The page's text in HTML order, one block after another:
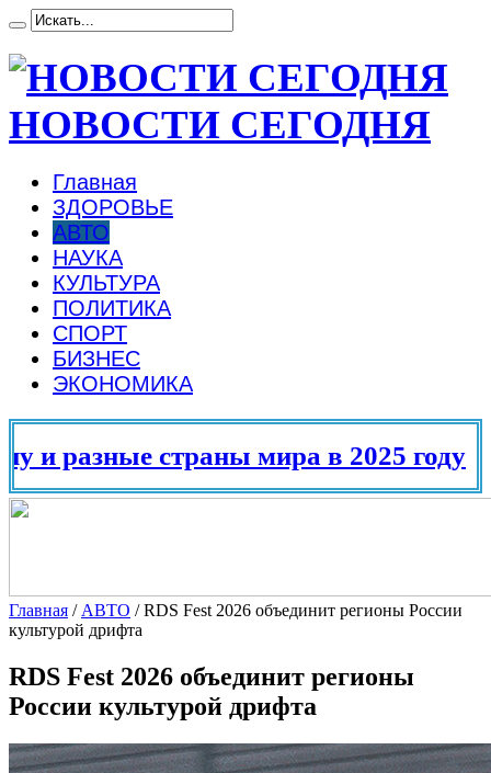
НОВОСТИ СЕГОДНЯ
Главная
ЗДОРОВЬЕ
АВТО
НАУКА
КУЛЬТУРА
ПОЛИТИКА
СПОРТ
БИЗНЕС
ЭКОНОМИКА
мира в 2025 году
Главная / АВТО /RDS Fest 2026 объединит регионы России
культурой дрифта
RDS Fest 2026 объединит регионы
России культурой дрифта